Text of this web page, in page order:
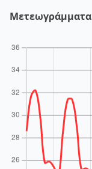
Μετεωγράμματα